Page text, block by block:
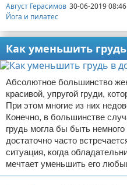
Август Герасимов 30-06-2019 08:46
Йога и пилатес
Как уменьшить
Абсолютное большинство
красивой, упругой груди,
При этом многие из них
Конечно, в большинстве
грудь могла бы быть
достаточно часто
ситуация, когда
мечтает уменьшить его